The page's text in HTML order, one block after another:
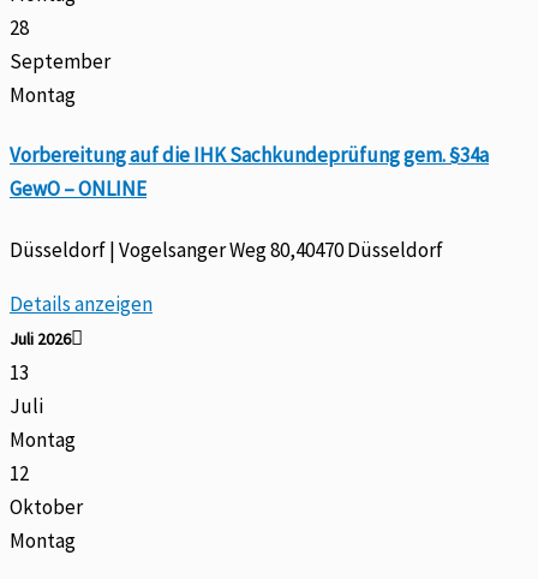
28
September
Montag
Vorbereitung auf die IHK Sachkundeprüfung gem. §34a
GewO – ONLINE
Düsseldorf | Vogelsanger Weg 80,40470 Düsseldorf
Details anzeigen
Juli 2026
13
Juli
Montag
12
Oktober
Montag